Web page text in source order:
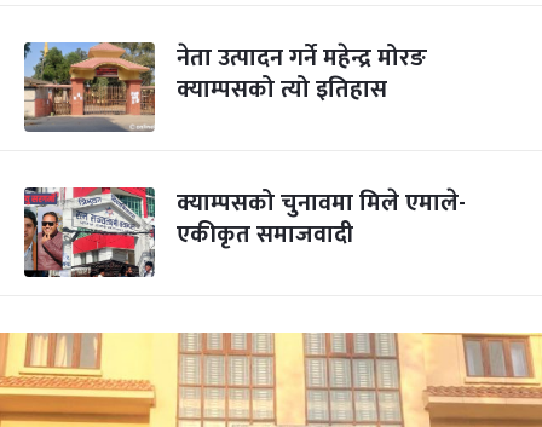
नेता उत्पादन गर्ने महेन्द्र मोरङ
क्याम्पसको त्यो इतिहास
क्याम्पसको चुनावमा मिले एमाले-
एकीकृत समाजवादी